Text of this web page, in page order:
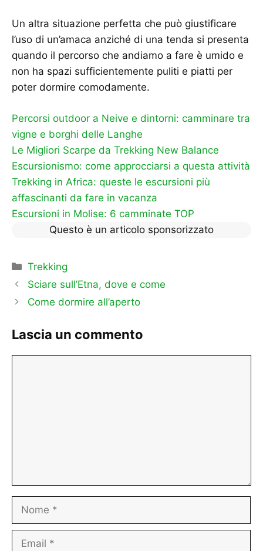
Un altra situazione perfetta che può giustificare
l’uso di un’amaca anziché di una tenda si presenta
quando il percorso che andiamo a fare è umido e
non ha spazi sufficientemente puliti e piatti per
poter dormire comodamente.
Percorsi outdoor a Neive e dintorni: camminare tra
vigne e borghi delle Langhe
Le Migliori Scarpe da Trekking New Balance
Escursionismo: come approcciarsi a questa attività
Trekking in Africa: queste le escursioni più
affascinanti da fare in vacanza
Escursioni in Molise: 6 camminate TOP
Questo è un articolo sponsorizzato
Categorie
Trekking
Sciare sull’Etna, dove e come
Come dormire all’aperto
Lascia un commento
Nome
Email